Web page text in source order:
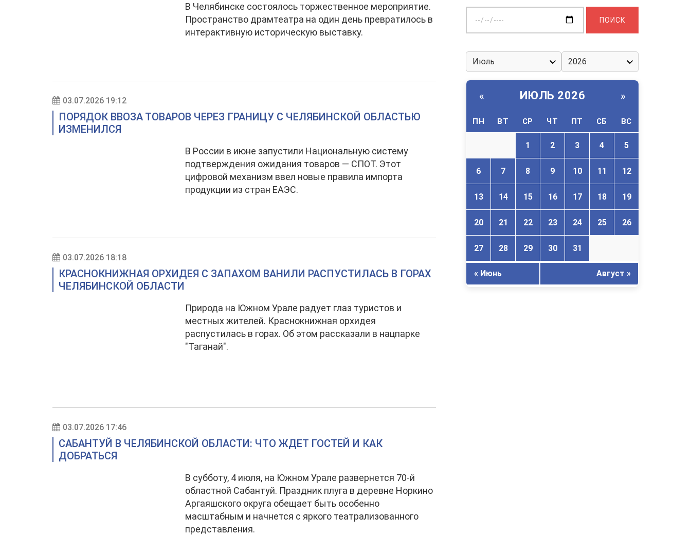
В Челябинске состоялось торжественное мероприятие.
Пространство драмтеатра на один день превратилось в
интерактивную историческую выставку.
03.07.2026 19:12
ПОРЯДОК ВВОЗА ТОВАРОВ ЧЕРЕЗ ГРАНИЦУ С ЧЕЛЯБИНСКОЙ ОБЛАСТЬЮ
ИЗМЕНИЛСЯ
В России в июне запустили Национальную систему
подтверждения ожидания товаров — СПОТ. Этот
цифровой механизм ввел новые правила импорта
продукции из стран ЕАЭС.
03.07.2026 18:18
КРАСНОКНИЖНАЯ ОРХИДЕЯ С ЗАПАХОМ ВАНИЛИ РАСПУСТИЛАСЬ В ГОРАХ
ЧЕЛЯБИНСКОЙ ОБЛАСТИ
Природа на Южном Урале радует глаз туристов и
местных жителей. Краснокнижная орхидея
распустилась в горах. Об этом рассказали в нацпарке
"Таганай".
03.07.2026 17:46
САБАНТУЙ В ЧЕЛЯБИНСКОЙ ОБЛАСТИ: ЧТО ЖДЕТ ГОСТЕЙ И КАК
ДОБРАТЬСЯ
В субботу, 4 июля, на Южном Урале развернется 70-й
областной Сабантуй. Праздник плуга в деревне Норкино
Аргаяшского округа обещает быть особенно
масштабным и начнется с яркого театрализованного
представления.
дату:
« ИЮЛЬ 2026 »
ПН ВТ СР ЧТ ПТ СБ ВС
1 2 3 4 5
6 7 8 9 10 11 12
13 14 15 16 17 18 19
20 21 22 23 24 25 26
27 28 29 30 31
« Июнь Август »